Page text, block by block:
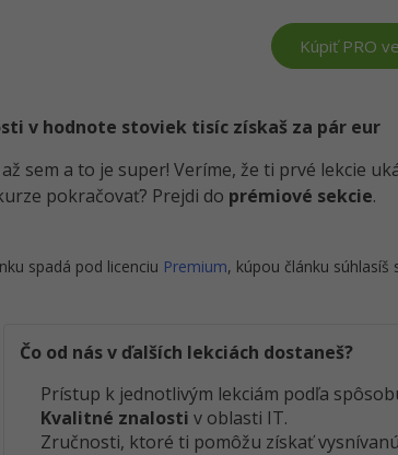
Kúpiť PRO
v hodnote stoviek tisíc získaš za pár eur
sem a to je super! Veríme, že ti prvé lekcie
pokračovať? Prejdi do prémiové sekcie.
spadá pod licenciu Premium, kúpou článku súhlasíš
Čo od nás v ďalších lekciách dostaneš?
Prístup k jednotlivým lekciám podľa
Kvalitné znalosti v oblasti IT.
Zručnosti, ktoré ti pomôžu získať